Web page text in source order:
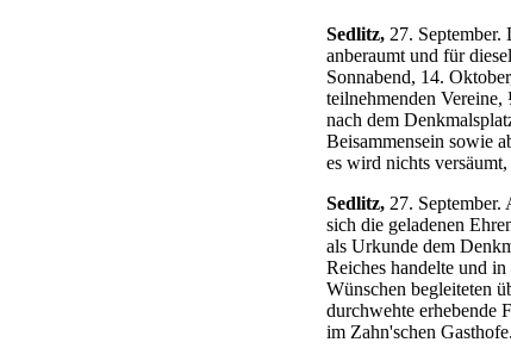
Sedlitz, 27.
anberaumt und für
Sonnabend, 14.
teilnehmenden
nach dem
Beisammensein sowie
es wird nichts
Sedlitz, 27.
sich die geladenen
als Urkunde dem
Reiches handelte und
Wünschen begleiteten
durchwehte erhebende
im Zahn'schen Gasthofe.